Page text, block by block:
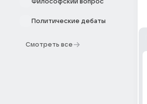
Философский вопрос
Политические дебаты
Смотреть все